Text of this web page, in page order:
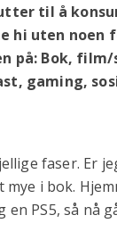
til å
hi uten noen
på: Bok, film/
gaming,
faser. Er
mye i bok.
PS5, så nå